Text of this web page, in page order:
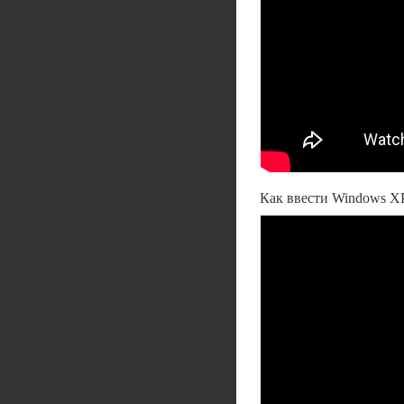
Как ввести Windows